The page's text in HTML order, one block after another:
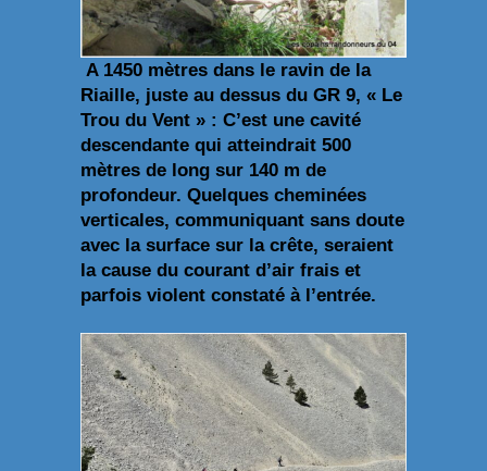
A 1450 mètres dans le ravin de la
Riaille, juste au dessus du GR 9, « Le
Trou du Vent » : C’est une cavité
descendante qui atteindrait 500
mètres de long sur 140 m de
profondeur. Quelques cheminées
verticales, communiquant sans doute
avec la surface sur la crête, seraient
la cause du courant d’air frais et
parfois violent constaté à l’entrée.